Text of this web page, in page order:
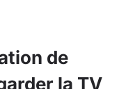
de
la TV